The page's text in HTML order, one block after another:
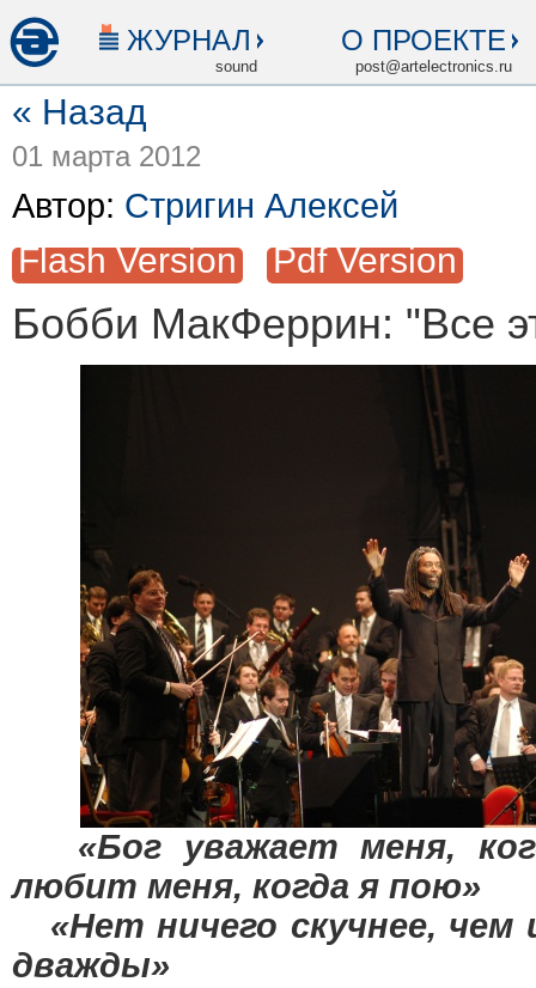
ЖУРНАЛ
sound
О ПРОЕКТЕ
post@artelectronics.ru
« Назад
01 марта 2012
Автор: Стригин Алексей
Flash Version Pdf Version
Бобби МакФеррин: "Все
«Бог уважает меня,
любит меня, когда я пою»
«Нет ничего скучнее, чем
дважды»